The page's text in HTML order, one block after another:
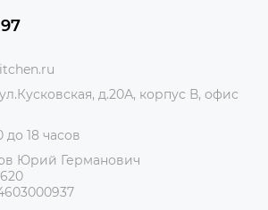
ул.Кусковская, д.20А, корпус В, офис
до 18 часов
Юрий Германович